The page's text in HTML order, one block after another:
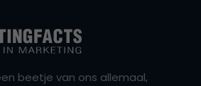
beetje van ons allemaal,